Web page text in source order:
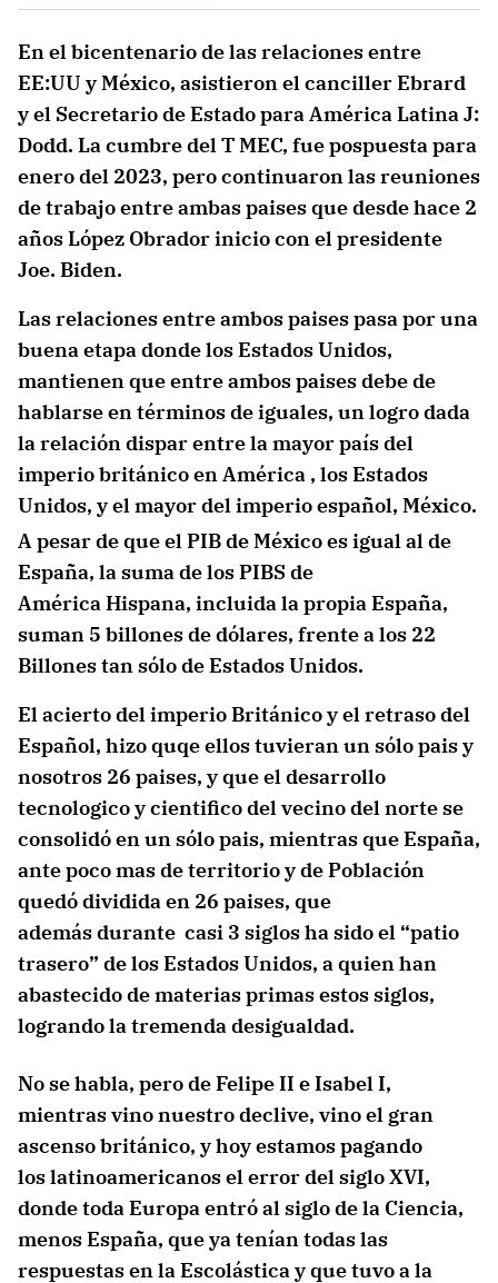
En el bicentenario de las relaciones entre
EE:UU y México, asistieron el canciller Ebrard
y el Secretario de Estado para América Latina J:
Dodd. La cumbre del T MEC, fue pospuesta para
enero del 2023, pero continuaron las reuniones
de trabajo entre ambas paises que desde hace 2
años López Obrador inicio con el presidente
Joe. Biden.
Las relaciones entre ambos paises pasa por una
buena etapa donde los Estados Unidos,
mantienen que entre ambos paises debe de
hablarse en términos de iguales, un logro dada
la relación dispar entre la mayor país del
imperio británico en América , los Estados
Unidos, y el mayor del imperio español, México.
A pesar de que el PIB de México es igual al de
España, la suma de los PIBS de
América Hispana, incluida la propia España,
suman 5 billones de dólares, frente a los 22
Billones tan sólo de Estados Unidos.
El acierto del imperio Británico y el retraso del
Español, hizo quqe ellos tuvieran un sólo pais y
nosotros 26 paises, y que el desarrollo
tecnologico y cientifico del vecino del norte se
consolidó en un sólo pais, mientras que España,
ante poco mas de territorio y de Población
quedó dividida en 26 paises, que
además durante casi 3 siglos ha sido el “patio
trasero” de los Estados Unidos, a quien han
abastecido de materias primas estos siglos,
logrando la tremenda desigualdad.
No se habla, pero de Felipe II e Isabel I,
mientras vino nuestro declive, vino el gran
ascenso británico, y hoy estamos pagando
loslatinoamericanos el error del siglo XVI,
donde toda Europa entró al siglo de la Ciencia,
menos España, que ya tenían todas las
respuestas en la Escolástica y que tuvo a la